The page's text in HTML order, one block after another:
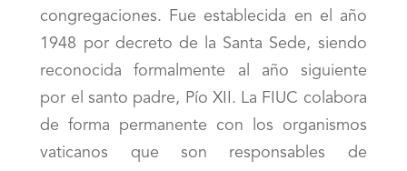
congregaciones. Fue establecida en el año
1948 por decreto de la Santa Sede, siendo
reconocida formalmente al año siguiente
por el santo padre, Pío XII. La FIUC colabora
de forma permanente con los organismos
vaticanos que son responsables de